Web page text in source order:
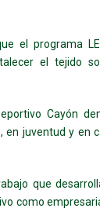
el programa
el tejido
Cayón
en juventud y en
que
como